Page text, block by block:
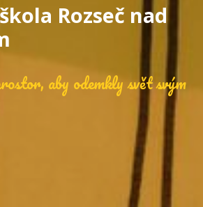
Rozseč nad
aby odemkly svět svým